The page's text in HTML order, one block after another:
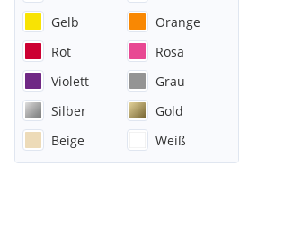
Gelb
Orange
Rot
Rosa
Violett
Grau
Silber
Gold
Beige
Weiß